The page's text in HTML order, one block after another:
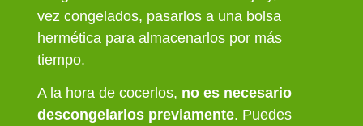
vez congelados, pasarlos a una bolsa
hermética para almacenarlos por más
tiempo.
A la hora de cocerlos, no es necesario
descongelarlos previamente. Puedes